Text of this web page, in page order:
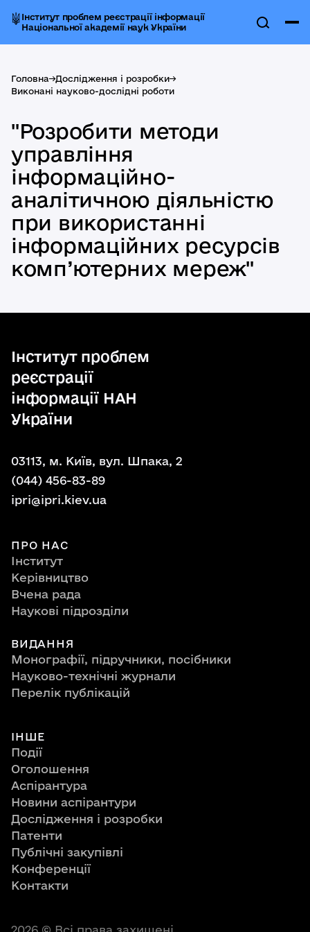
Інститут проблем реєстрації інформації
Національної академії наук України
Головна->Дослідження і розробки->
Виконані науково-дослідні роботи
"Розробити методи
управління
інформаційно-
аналітичною діяльністю
при використанні
інформаційних ресурсів
комп’ютерних мереж"
Інститут проблем
реєстрації
інформації НАН
України
03113, м. Київ, вул. Шпака, 2
(044) 456-83-89
ipri@ipri.kiev.ua
ПРО НАС
Інститут
Керівництво
Вчена рада
Наукові підрозділи
ВИДАННЯ
Монографії, підручники, посібники
Науково-технічні журнали
Перелік публікацій
ІНШЕ
Події
Оголошення
Аспірантура
Новини аспірантури
Дослідження і розробки
Патенти
Публічні закупівлі
Конференції
Контакти